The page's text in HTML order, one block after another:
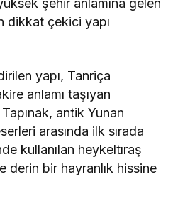
dikkat çekici yapı
yapı, Tanriça
anlamı taşıyan
antik Yunan
arasında ilk sırada
kullanılan heykeltıraş
derin bir hayranlık hissine